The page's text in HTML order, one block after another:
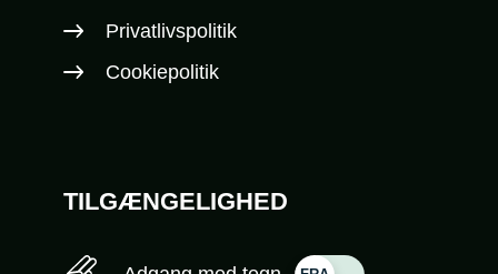
Privatlivspolitik
Cookiepolitik
TILGÆNGELIGHED